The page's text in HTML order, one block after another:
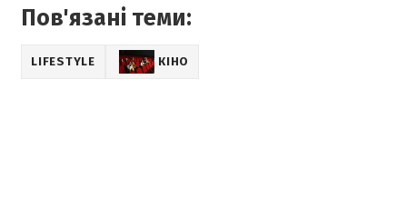
Пов'язані теми:
LIFESTYLE КІНО